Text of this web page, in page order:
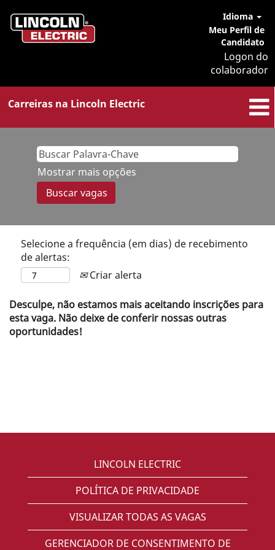
Idioma
Meu Perfil de
Candidato
Logon do
colaborador
Carreiras na Lincoln Electric
Mostrar mais opções
Selecione a frequência (em dias) de recebimento
de alertas:
Criar alerta
Desculpe, não estamos mais aceitando inscrições para
esta vaga. Não deixe de conferir nossas outras
oportunidades!
LINCOLN ELECTRIC
POLÍTICA DE PRIVACIDADE
VISUALIZAR TODAS AS VAGAS
GERENCIADOR DE CONSENTIMENTO DE